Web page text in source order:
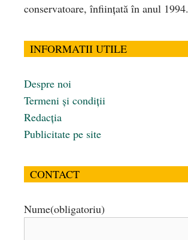
conservatoare, înfiinţată în anul 1994.
INFORMATII UTILE
Despre noi
Termeni și condiții
Redacția
Publicitate pe site
CONTACT
Nume(obligatoriu)